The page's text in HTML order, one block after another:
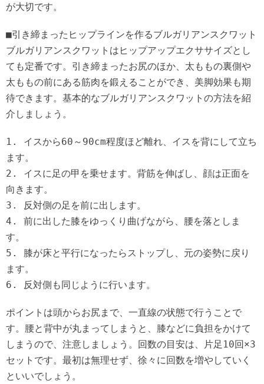
が大切です。
■引き締まったヒップラインを作るブルガリアンスクワット
ブルガリアンスクワットはヒップアップエクササイズとし
ても定番です。引き締まったお尻のほか、太ももの裏側や
太ももの前にある筋肉を鍛えることができ、美脚効果も期
待できます。基本的なブルガリアンスクワットの方法を紹
介しましょう。
1. イスから60～90cm程度ほど離れ、イスを背にして立ち
ます。
2. イスに足の甲を乗せます。背筋を伸ばし、顔は正面を
向きます。
3. 反対側の足を前に出します。
4. 前に出した膝をゆっくり曲げながら、腰を落としま
す。
5. 膝が床と平行になったらストップし、元の姿勢に戻り
ます。
6. 反対側も同じように行います。
ポイントは頭からお尻まで、一直線の状態で行うことで
す。腰と背中が丸まってしまうと、膝などに負担をかけて
しまうので、注意しましょう。回数の目安は、片足10回×3
セットです。最初は無理せず、徐々に回数を増やしていく
といいでしょう。